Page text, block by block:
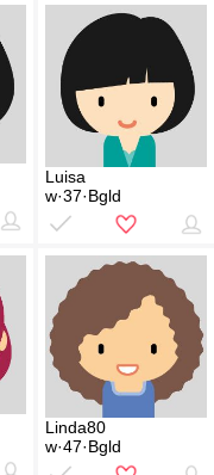
Luisa
w·37·Bgld
Linda80
w·47·Bgld